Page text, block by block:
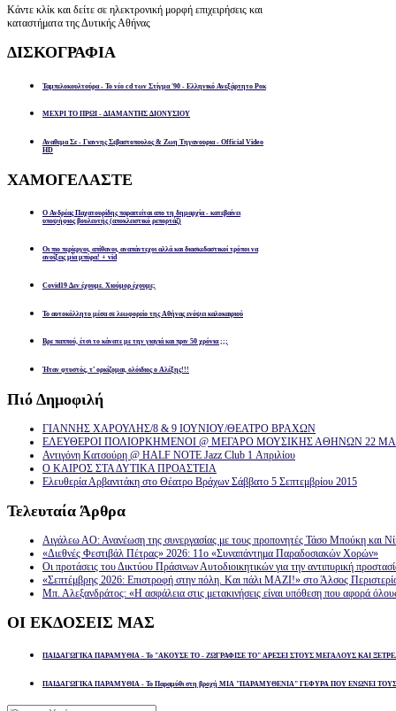
Κάντε κλίκ και δείτε σε ηλεκτρονική μορφή επιχειρήσεις και
καταστήματα της Δυτικής Αθήνας
ΔΙΣΚΟΓΡΑΦΙΑ
Ταμπελοκουλτούρα - Το νέο cd των Στίγμα '90 - Ελληνικό Ανεξάρτητο Ροκ
ΜΕΧΡΙ ΤΟ ΠΡΩΙ - ΔΙΑΜΑΝΤΗΣ ΔΙΟΝΥΣΙΟΥ
Αναθεμα Σε - Γιαννης Σεβαστοπουλος & Ζωη Τηγανουρια - Official Video
HD
ΧΑΜΟΓΕΛΑΣΤΕ
Ο Ανδρέας Παχατουρίδης παραιτείται απο τη δημαρχία - κατεβαίνει
υποψήφιος βουλευτής (αποκλειστικό ρεπορτάζ)
Οι πιο περίεργοι, απίθανοι, αναπάντεχοι αλλά και διασκεδαστικοί τρόποι να
ανοίξεις μία μπύρα! + vid
Covid19 Δεν έχουμε. Χιούμορ έχουμε;
Το αυτοκόλλητο μέσα σε λεωφορείο της Αθήνας ενόψει καλοκαιριού
Βρε παππού, έτσι το κάνατε με την γιαγιά και πριν 50 χρόνια ;;;
Ήταν φτυστός, τ’ ορκίζομαι, ολόιδιος ο Αλέξης!!!
Πιό Δημοφιλή
ΓΙΑΝΝΗΣ ΧΑΡΟΥΛΗΣ/8 & 9 ΙΟΥΝΙΟΥ/ΘΕΑΤΡΟ ΒΡΑΧΩΝ
ΕΛΕΥΘΕΡΟΙ ΠΟΛΙΟΡΚΗΜΕΝΟΙ @ ΜΕΓΑΡΟ ΜΟΥΣΙΚΗΣ ΑΘΗΝΩΝ 22
Αντιγόνη Κατσούρη @ HALF NOTE Jazz Club 1 Απριλίου
Ο ΚΑΙΡΟΣ ΣΤΑ ΔΥΤΙΚΑ ΠΡΟΑΣΤΕΙΑ
Ελευθερία Αρβανιτάκη στο Θέατρο Βράχων Σάββατο 5 Σεπτεμβρίου 2015
Τελευταία Άρθρα
Αιγάλεω ΑΟ: Ανανέωση της συνεργασίας με τους προπονητές Τάσο Μπούκη και
«Διεθνές Φεστιβάλ Πέτρας» 2026: 11ο «Συναπάντημα Παραδοσιακών Χορών»
Οι προτάσεις του Δικτύου Πράσινων Αυτοδιοικητικών για την αντιπυρική
«Σεπτέμβρης 2026: Επιστροφή στην πόλη. Και πάλι ΜΑΖΙ!» στο Άλσος
Μπ. Αλεξανδράτος: «Η ασφάλεια στις μετακινήσεις είναι υπόθεση που αφορά
ΟΙ ΕΚΔΟΣΕΙΣ ΜΑΣ
ΠΑΙΔΑΓΩΓΙΚΑ ΠΑΡΑΜΥΘΙΑ - Το "ΑΚΟΥΣΕ ΤΟ - ΖΩΓΡΑΦΙΣΕ ΤΟ" ΑΡΕΣΕΙ ΣΤΟΥΣ ΜΕΓΑΛΟΥΣ ΚΑΙ
ΠΑΙΔΑΓΩΓΙΚΑ ΠΑΡΑΜΥΘΙΑ - Το Παραμύθι στη βροχή ΜΙΑ "ΠΑΡΑΜΥΘΕΝΙΑ" ΓΕΦΥΡΑ ΠΟΥ ΕΝΩΝΕΙ